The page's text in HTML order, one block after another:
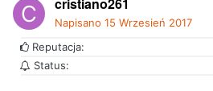
cristiano261
Napisano 15 Wrzesień 2017
Reputacja:
Status: